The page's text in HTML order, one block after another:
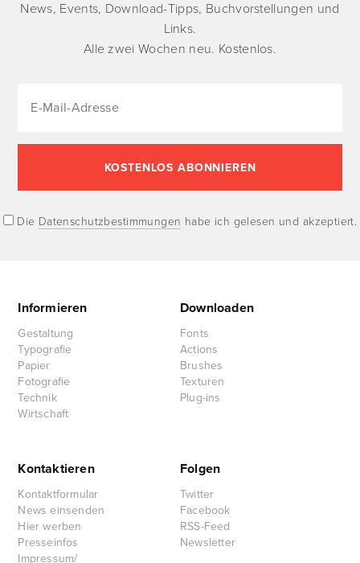
News, Events, Download-Tipps, Buchvorstellungen und
Links.
Alle zwei Wochen neu. Kostenlos.
Die Datenschutzbestimmungen habe ich gelesen und akzeptiert.
Informieren
Gestaltung
Typografie
Papier
Fotografie
Technik
Wirtschaft
Downloaden
Fonts
Actions
Brushes
Texturen
Plug-ins
Kontaktieren
Kontaktformular
News einsenden
Hier werben
Presseinfos
Impressum/
Folgen
Twitter
Facebook
RSS-Feed
Newsletter